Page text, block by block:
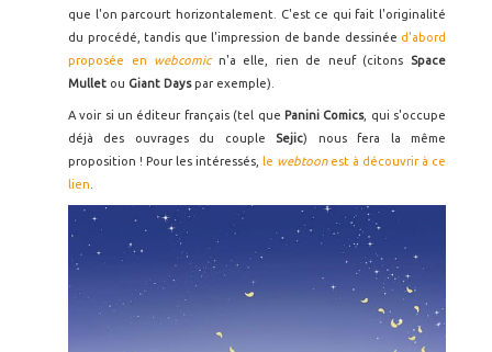
que l'on parcourt horizontalement. C'est ce qui fait l'originalité
du procédé, tandis que l'impression de bande dessinée d'abord
proposée en webcomic n'a elle, rien de neuf (citons Space
Mullet ou Giant Dayspar exemple).
A voir si un éditeur français (tel que Panini Comics, qui s'occupe
déjà des ouvrages du couple Sejic) nous fera la même
proposition ! Pour les intéressés,
le webtoon est à découvrir à ce
lien